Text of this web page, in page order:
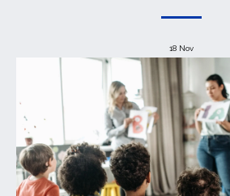
18 Nov